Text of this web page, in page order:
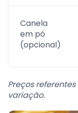
Canela
em pó
(opcional)
Preços
variação.